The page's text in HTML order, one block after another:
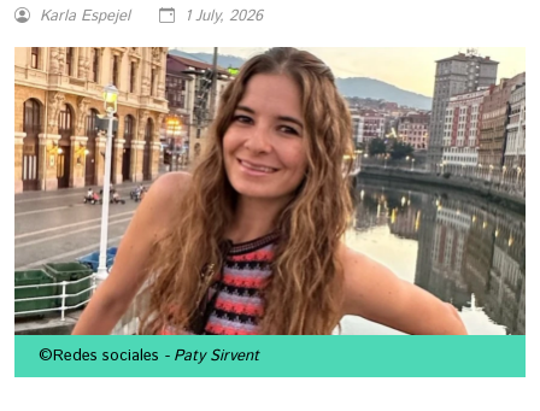
Karla Espejel 1 July, 2026
©Redes sociales - Paty Sirvent